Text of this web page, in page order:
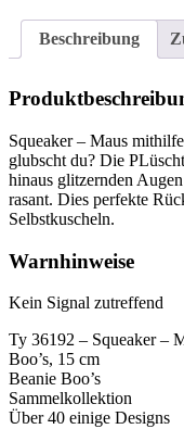
Beschreibung
Squeaker – Maus
glubscht du? Die
hinaus glitzernden
rasant. Dies perfekte
Selbstkuscheln.
Warnhinweise
Kein Signal zutreffend
Ty 36192 – Squeaker –
Boo’s, 15 cm
Beanie Boo’s
Sammelkollektion
Über 40 einige Designs